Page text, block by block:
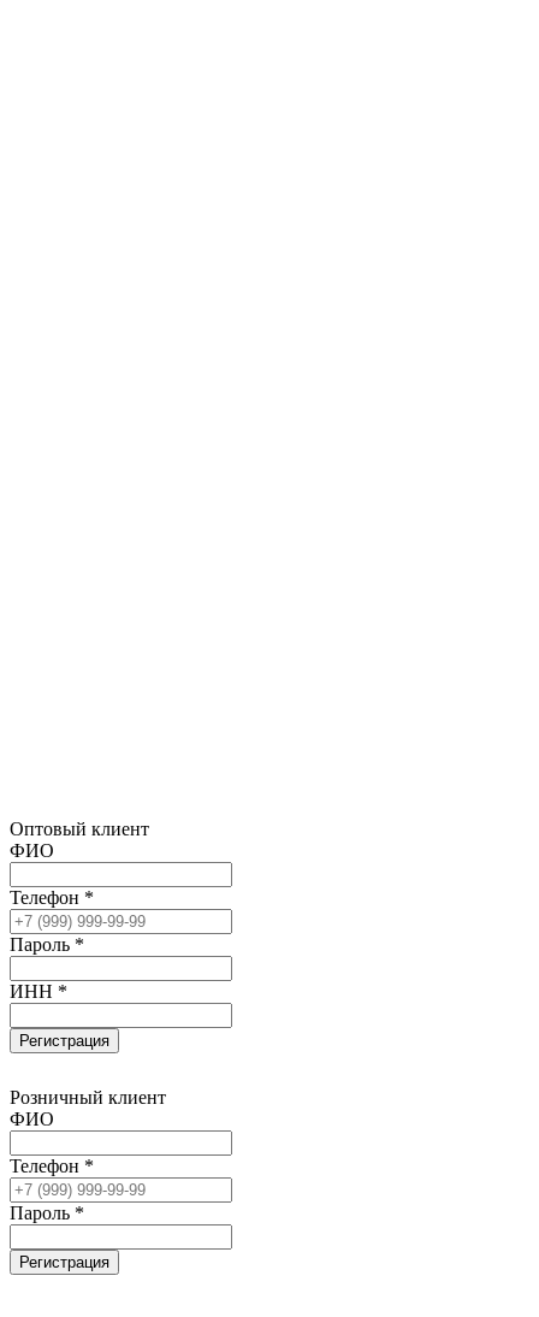
Оптовый клиент
ФИО
Телефон *
Пароль *
ИНН *
Регистрация
Розничный клиент
ФИО
Телефон *
Пароль *
Регистрация